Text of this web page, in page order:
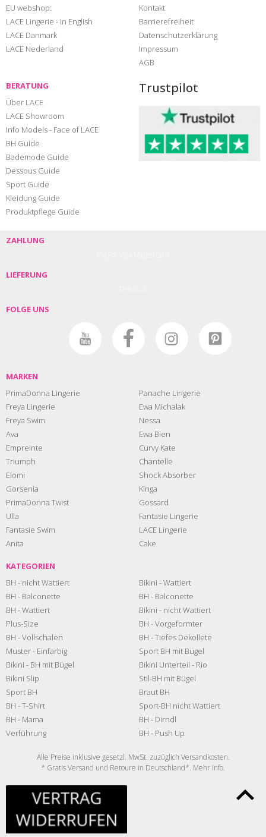
EU webshop:
LACE Lingerie - in English
LACE Danmark
LACE Nederland
Kontakt
Barrierefreiheit
Datenschutzerklärung
Impressum
AGB
BERATUNG
Über LACE
LACE Showroom
Info Models - Face of LACE
BH Guide
Bademode Guide
Dessous Guide
Sport Guide
Kleidung Guide
Produktpflege Guide
Trustpilot
ZAHLUNG
LIEFERUNG
FOLGE UNS
MARKEN
PrimaDonna Lingerie
Freya Lingerie
Freya Swim
Ava
Empreinte
Triumph
Elomi
Gorsenia
PrimaDonna Twist
Ulla
Fantasie Swim
Anita
Panache Lingerie
Ewa Michalak
Nessa
Ewa Bien
Curvy Kate
Chantelle
Shock Absorber
Kinga
Gossard
Fantasie Lingerie
LACE Lingerie
Cake
KATEGORIEN
BH - nicht Wattiert
BH - Balconette
BH - Wattiert
Plus-Size
BH - Vollschalen
Muster - Einfarbig
Bikini - BH mit Bügel
Bikini Slip
Sport BH
BH - T-Shirt
BH - Mama
Verführung
Bikini - Wattiert
BH - Balconette
Bikini - nicht Wattiert
BH - Vorgeformter
BH - Tiefes Dekollete
Sport BH mit Bügel
Bikini Unterteil - Rio
Stil-BH mit Bügel
Braut BH
Sport-BH nicht Wattiert
BH - Dirndl
BH - Push Up
Alle Preise inklusive gesetzl. MwSt. zuzüglich Versandkosten.
* Gratis Versand und Retoure in Deutschland*. Mehr Info.